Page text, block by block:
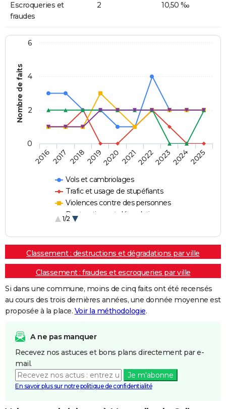
Escroqueries et
fraudes
2 10,50 ‰
Nombre de faits
Vols et cambriolages
Trafic et usage de stupéfiants
Violences contre des personnes
Destructions et dégradations
1/2
20162017 20182019202020212022202320242025
0
2
4
6
Classement : destructions et dégradations par ville
Classement : fraudes et escroqueries par ville
Si dans une commune, moins de cinq faits ont été recensés
au cours des trois dernières années, une donnée moyenne est
proposée à la place. Voir la méthodologie.
A ne pas manquer
Recevez nos astuces et bons plans directement par e-
mail.
Je m'abonne
En savoir plus sur notre politique de confidentialité